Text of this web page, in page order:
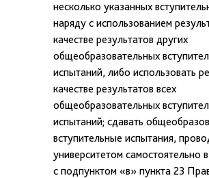
несколько указанных
наряду с использованием
качестве результатов других
общеобразовательных
испытаний, либо использовать
качестве результатов всех
общеобразовательных
испытаний; сдавать
вступительные испытания,
университетом самостоятельно
с подпунктом «в» пункта 23